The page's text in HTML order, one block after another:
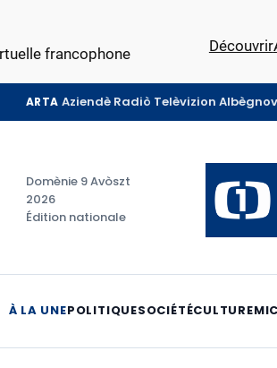
francophone Découvrir
ARTA Aziendè Radiò Telèvizion
Domènie 9 Avòszt
2026
Édition nationale
À LA UNEPOLITIQUESOCIÉTÉCULTURE